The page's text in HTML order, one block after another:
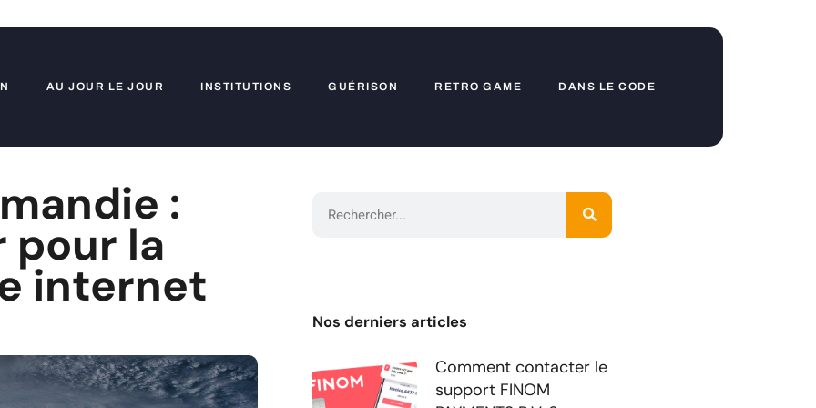
AU JOUR LE JOUR INSTITUTIONS GUÉRISON RETRO GAME DANS LE CODE
:
pour la
internet
Nos derniers articles
Comment contacter le
support FINOM